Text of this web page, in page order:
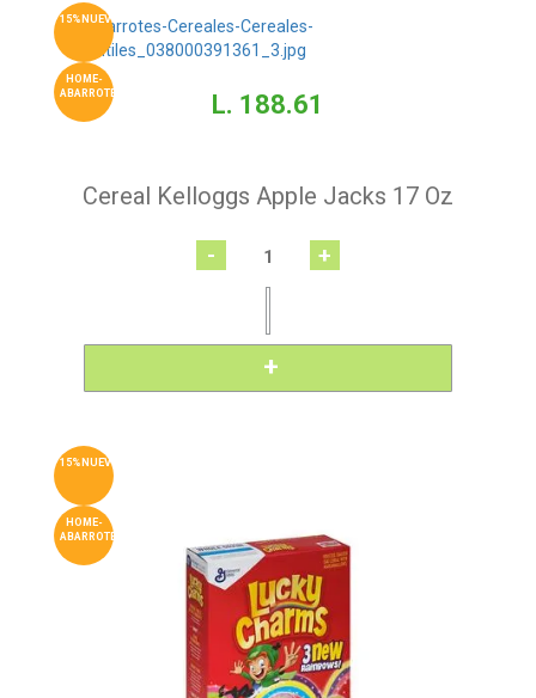
15%NUEVO
HOME-
ABARROTES
L. 188.61
Cereal Kelloggs Apple Jacks 17 Oz
- +
15%NUEVO
HOME-
ABARROTES